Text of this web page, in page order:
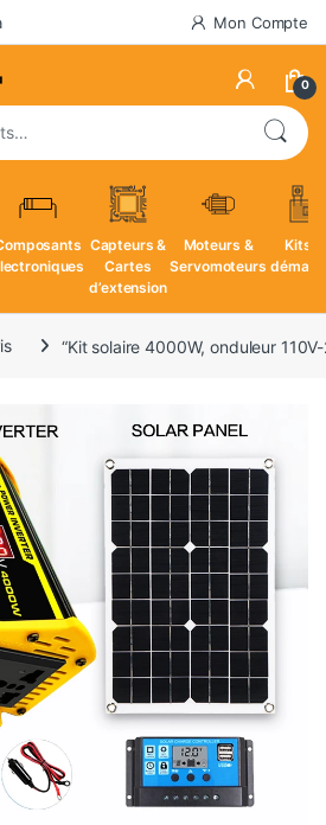
Mon Compte
0
Capteurs &
Cartes
d’extension
Moteurs &
Servomoteurs
Kits
“Kit solaire 4000W, onduleur